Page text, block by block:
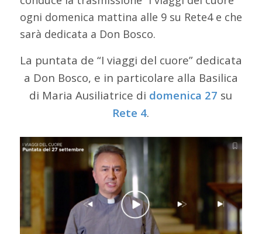
ogni domenica mattina alle 9 su Rete4 e che
sarà dedicata a Don Bosco.
La puntata de “I viaggi del cuore” dedicata
a Don Bosco, e in particolare alla Basilica
di Maria Ausiliatrice di domenica 27 su
Rete 4.